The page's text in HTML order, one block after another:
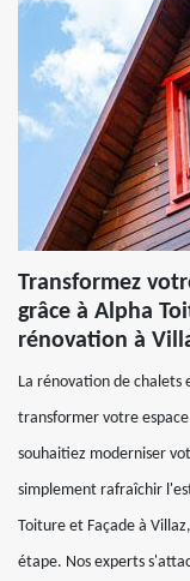
Transformez
grâce à Alpha
rénovation à
La rénovation de chalets
transformer votre
souhaitiez moderniser
simplement rafraîchir
Toiture et Façade à
étape. Nos experts